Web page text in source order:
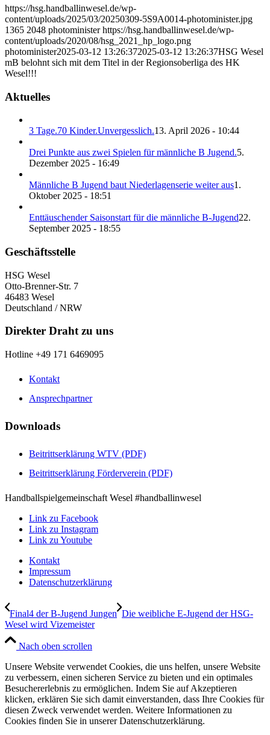
https://hsg.handballinwesel.de/wp-
content/uploads/2025/03/20250309-5S9A0014-photominister.jpg
1365 2048 photominister https://hsg.handballinwesel.de/wp-
content/uploads/2020/08/hsg_2021_hp_logo.png
photominister2025-03-12 13:26:372025-03-12 13:26:37HSG Wesel
mB belohnt sich mit dem Titel in der Regionsoberliga des HK
Wesel!!!
Aktuelles
3 Tage.70 Kinder.Unvergesslich.13. April 2026 - 10:44
Drei Punkte aus zwei Spielen für männliche B Jugend.5.
Dezember 2025 - 16:49
Männliche B Jugend baut Niederlagenserie weiter aus1.
Oktober 2025 - 18:51
Enttäuschender Saisonstart für die männliche B-Jugend22.
September 2025 - 18:55
Geschäftsstelle
HSG Wesel
Otto-Brenner-Str. 7
46483 Wesel
Deutschland / NRW
Direkter Draht zu uns
Hotline +49 171 6469095
Kontakt
Ansprechpartner
Downloads
Beitrittserklärung WTV (PDF)
Beitrittserklärung Förderverein (PDF)
Handballspielgemeinschaft Wesel #handballinwesel
Link zu Facebook
Link zu Instagram
Link zu Youtube
Kontakt
Impressum
Datenschutzerklärung
Final4 der B-Jugend Jungen Die weibliche E-Jugend der HSG-
Wesel wird Vizemeister
Nach oben scrollen
Unsere Website verwendet Cookies, die uns helfen, unsere Website
zu verbessern, einen sicheren Service zu bieten und ein optimales
Besuchererlebnis zu ermöglichen. Indem Sie auf Akzeptieren
klicken, erklären Sie sich damit einverstanden, dass Ihre Cookies für
diesen Zweck verwendet werden. Weitere Informationen zu
Cookies finden Sie in unserer Datenschutzerklärung.